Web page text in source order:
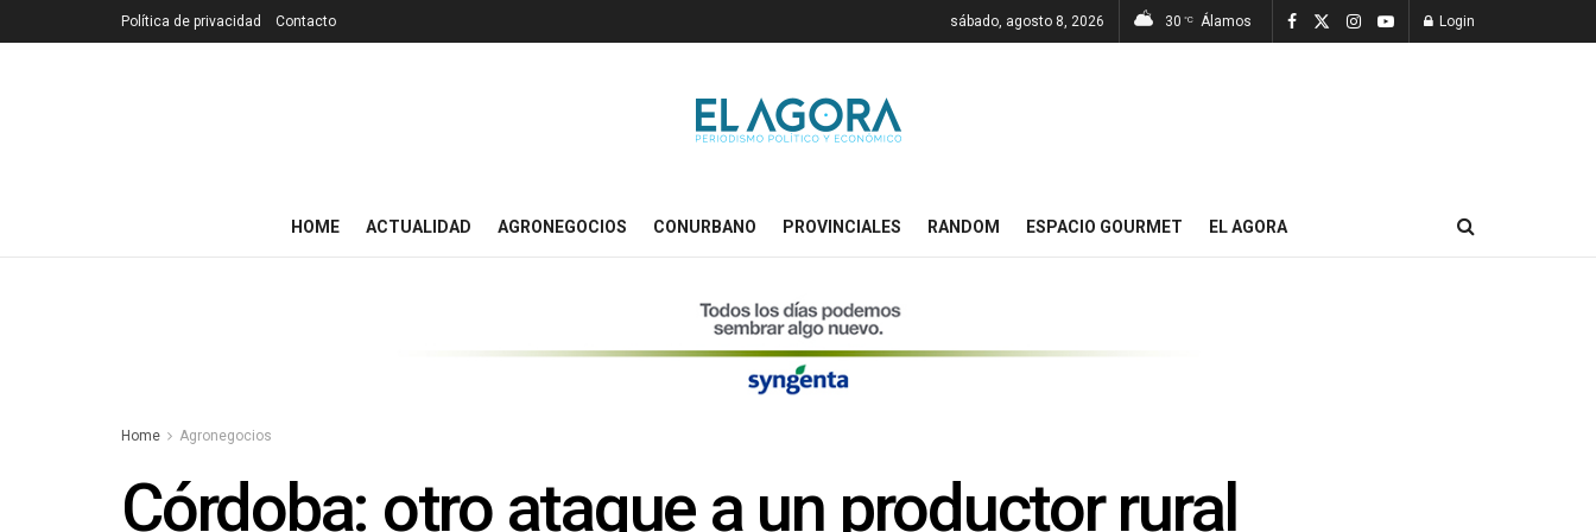
Política de privacidad Contacto sábado, agosto 8, 2026 30 °C Álamos Login
HOME ACTUALIDAD AGRONEGOCIOS CONURBANO PROVINCIALES RANDOM ESPACIO GOURMET EL AGORA
Home Agronegocios
Córdoba: otro ataque a un productor rural